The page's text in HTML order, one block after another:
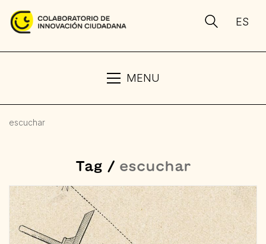
ES
MENU
escuchar
Tag / escuchar